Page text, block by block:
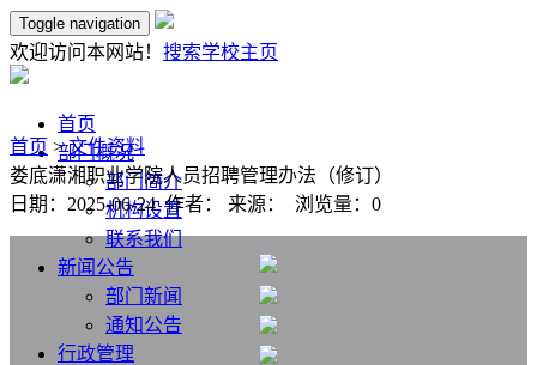
Toggle navigation
欢迎访问本网站！ 搜索学校主页
首页
部门概况
部门简介
机构设置
联系我们
新闻公告
部门新闻
通知公告
行政管理
首页 >文件资料
娄底潇湘职业学院人员招聘管理办法（修订）
日期：2025-06-24 作者： 来源： 浏览量： 0